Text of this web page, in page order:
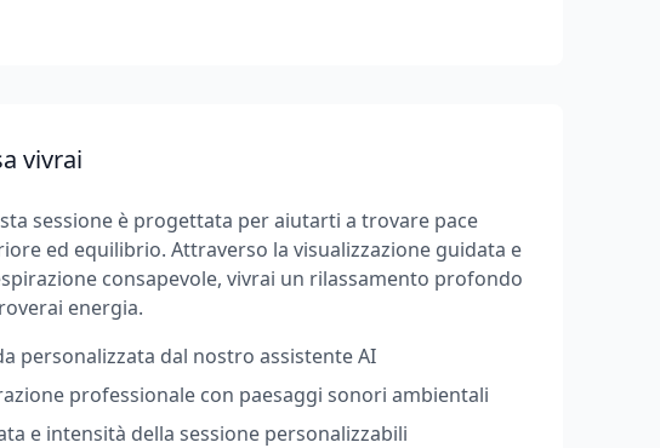
vivrai
sessione è progettata per aiutarti a trovare pace
ed equilibrio. Attraverso la visualizzazione guidata e
consapevole, vivrai un rilassamento profondo
energia.
personalizzata dal nostro assistente AI
professionale con paesaggi sonori ambientali
e intensità della sessione personalizzabili